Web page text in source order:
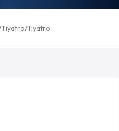
Tiyatro Tiyatro